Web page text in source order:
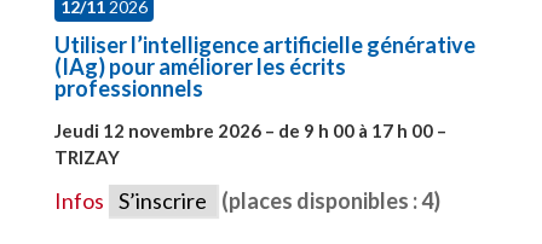
12/112026
Utiliser l’intelligence artificielle générative
(IAg) pour améliorer les écrits
professionnels
Jeudi 12 novembre 2026 – de 9 h 00 à 17 h 00 –
TRIZAY
Infos S’inscrire (places disponibles : 4)